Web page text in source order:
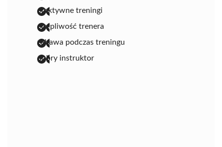
efektywne treningi
cierpliwość trenera
zabawa podczas treningu
dobry instruktor